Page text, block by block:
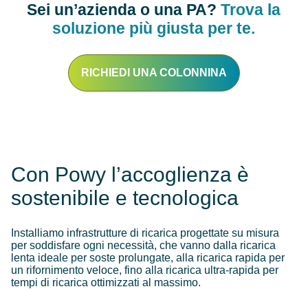
Sei un’azienda o una PA?Trova la
soluzione più giusta per te.
RICHIEDI UNA COLONNINA
Con Powy l’accoglienza è
sostenibile e tecnologica
Installiamo infrastrutture di ricarica progettate su misura
per soddisfare ogni necessità, che vanno dalla ricarica
lenta ideale per soste prolungate, alla ricarica rapida per
un rifornimento veloce, fino alla ricarica ultra-rapida per
tempi di ricarica ottimizzati al massimo.